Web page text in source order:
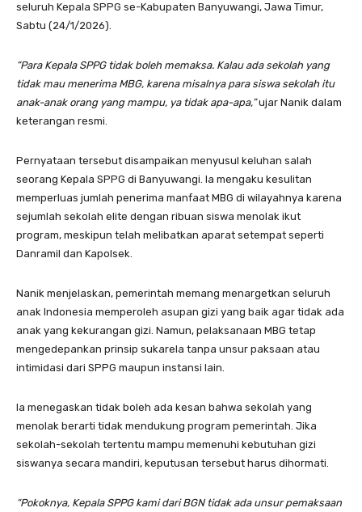
seluruh Kepala SPPG se-Kabupaten Banyuwangi, Jawa Timur,
Sabtu (24/1/2026).
“Para Kepala SPPG tidak boleh memaksa. Kalau ada sekolah yang
tidak mau menerima MBG, karena misalnya para siswa sekolah itu
anak-anak orang yang mampu, ya tidak apa-apa,”ujar Nanik dalam
keterangan resmi.
Pernyataan tersebut disampaikan menyusul keluhan salah
seorang Kepala SPPG di Banyuwangi. Ia mengaku kesulitan
memperluas jumlah penerima manfaat MBG di wilayahnya karena
sejumlah sekolah elite dengan ribuan siswa menolak ikut
program, meskipun telah melibatkan aparat setempat seperti
Danramil dan Kapolsek.
Nanik menjelaskan, pemerintah memang menargetkan seluruh
anak Indonesia memperoleh asupan gizi yang baik agar tidak ada
anak yang kekurangan gizi. Namun, pelaksanaan MBG tetap
mengedepankan prinsip sukarela tanpa unsur paksaan atau
intimidasi dari SPPG maupun instansi lain.
Ia menegaskan tidak boleh ada kesan bahwa sekolah yang
menolak berarti tidak mendukung program pemerintah. Jika
sekolah-sekolah tertentu mampu memenuhi kebutuhan gizi
siswanya secara mandiri, keputusan tersebut harus dihormati.
“Pokoknya, Kepala SPPG kami dari BGN tidak ada unsur pemaksaan